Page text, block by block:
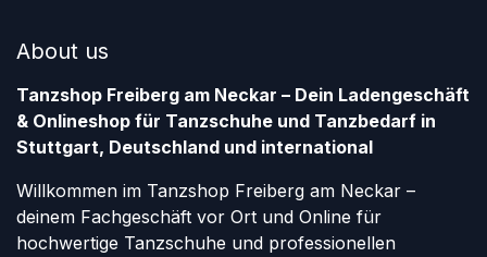
About us
Tanzshop Freiberg am Neckar – Dein Ladengeschäft
& Onlineshop für Tanzschuhe und Tanzbedarf in
Stuttgart, Deutschland und international
Willkommen im Tanzshop Freiberg am Neckar –
deinem Fachgeschäft vor Ort und Online für
hochwertige Tanzschuhe und professionellen